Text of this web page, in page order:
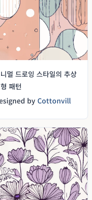
멀 드로잉 스타일의 추상
패턴
by Cottonvill